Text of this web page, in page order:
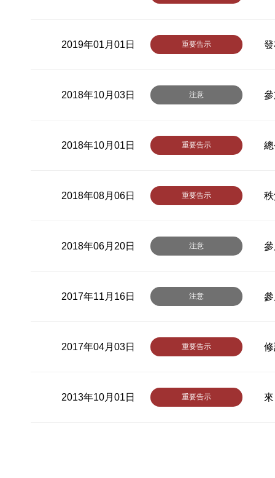
2019年01月01日 重要告示
2018年10月03日 注意
2018年10月01日 重要告示
2018年08月06日 重要告示
2018年06月20日 注意
2017年11月16日 注意
2017年04月03日 重要告示
2013年10月01日 重要告示